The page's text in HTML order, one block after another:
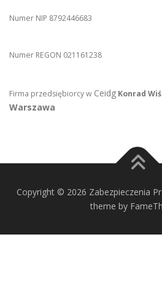
Numer NIP 8792446683
Numer REGON 021161238
Firma przedsiębiorcy w Ceidg Konrad
Warszawa
Copyright © 2026 Zabezpieczenia
theme by